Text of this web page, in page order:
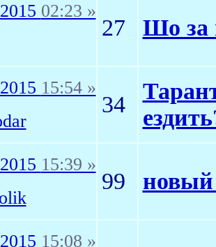
02:23 »
27 Шо за
15:54 »
34
15:39 »
99 новый
15:08 »